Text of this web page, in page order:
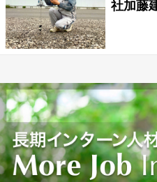
社加藤